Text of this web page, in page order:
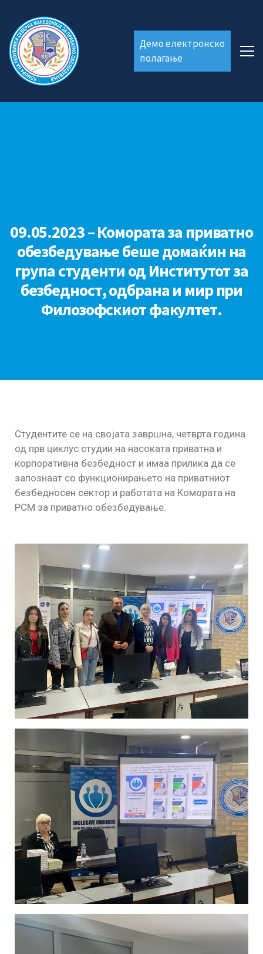
Демо електронско
полагање
09.05.2023 – Комората за приватно
обезбедување беше домаќин на
група студенти од Институтот за
безбедност, одбрана и мир при
Филозофскиот факултет.
Студентите се на својата завршна, четврта година
од прв циклус студии на насоката приватна и
корпоративна безбедност и имаа прилика да се
запознаат со функционирањето на приватниот
безбедносен сектор и работата на Комората на
РСМ за приватно обезбедување.